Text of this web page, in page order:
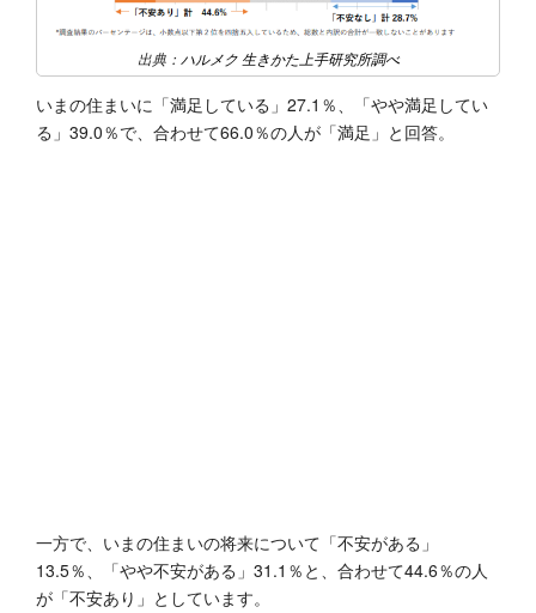
出典： ハルメク 生きかた上手研究所調べ
いまの住まいに「満足している」27.1％、「やや満足してい
る」39.0％で、合わせて66.0％の人が「満足」と回答。
一方で、いまの住まいの将来について「不安がある」
13.5％、「やや不安がある」31.1％と、合わせて44.6％の人
が「不安あり」としています。